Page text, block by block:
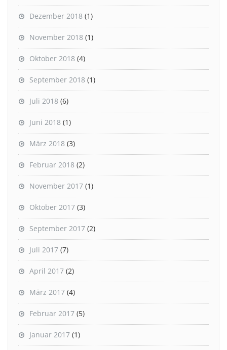
Dezember 2018 (1)
November 2018 (1)
Oktober 2018 (4)
September 2018 (1)
Juli 2018 (6)
Juni 2018 (1)
März 2018 (3)
Februar 2018 (2)
November 2017 (1)
Oktober 2017 (3)
September 2017 (2)
Juli 2017 (7)
April 2017 (2)
März 2017 (4)
Februar 2017 (5)
Januar 2017 (1)